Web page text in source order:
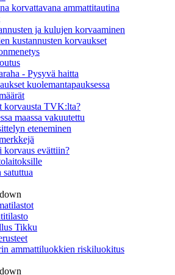
korvattavana ammattitautina
ja kulujen korvaaminen
kustannusten korvaukset
- Pysyvä haitta
kuolemantapauksessa
korvausta TVK:lta?
maassa vakuutettu
eteneminen
korvaus evättiin?
satuttua
Tikku
ammattiluokkien riskiluokitus